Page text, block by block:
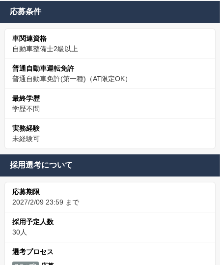
応募条件
車関連資格
自動車整備士2級以上
普通自動車運転免許
普通自動車免許(第一種)（AT限定OK）
最終学歴
学歴不問
実務経験
未経験可
採用選考について
応募期限
2027/2/09 23:59 まで
採用予定人数
30人
選考プロセス